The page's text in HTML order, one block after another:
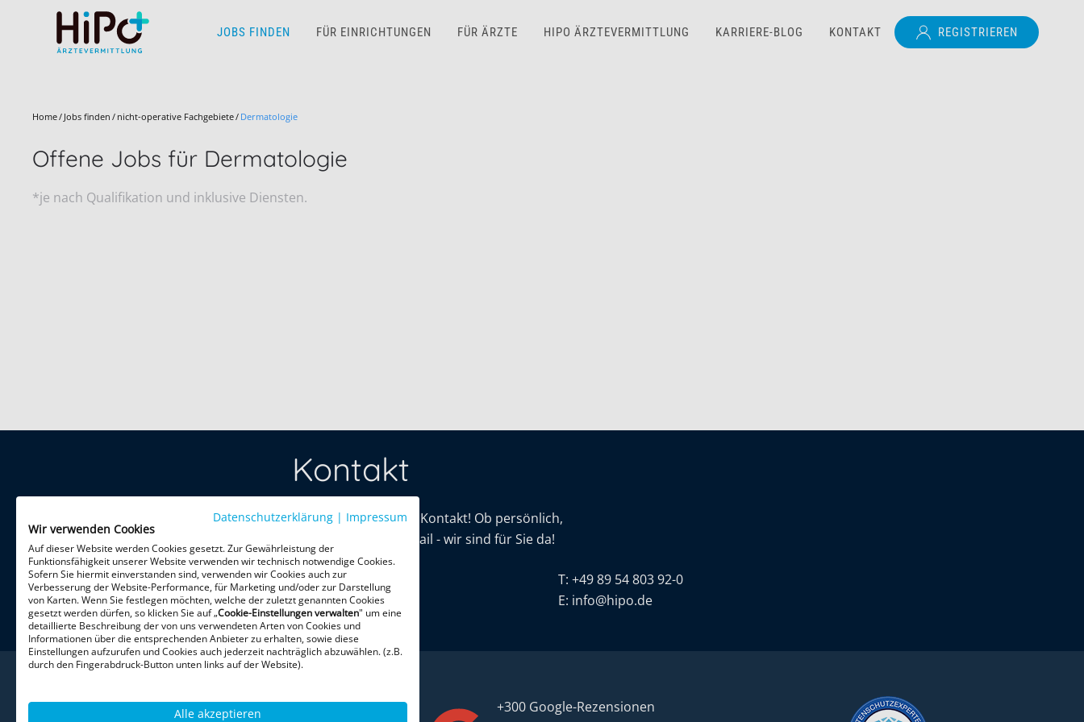
Skip to main content JOBS FINDEN FÜR EINRICHTUNGEN FÜR ÄRZTE HIPO ÄRZTEVERMITTLUNG KARRIERE-BLOG KONTAKT REGISTRIEREN
Home Jobs finden nicht-operative Fachgebiete Dermatologie
Offene Jobs für Dermatologie
*je nach Qualifikation und inklusive Diensten.
Kontakt
Treten Sie mit uns in Kontakt! Ob persönlich,
per Telefon oder E-Mail - wir sind für Sie da!
HiPo Executive
Theatinerstr. 16
80333 München
T: +49 89 54 803 92-0
E: info@hipo.de
+300 Google-Rezensionen
Datenschutzerklärung | Impressum
Wir verwenden Cookies
Auf dieser Website werden Cookies gesetzt. Zur Gewährleistung der
Funktionsfähigkeit unserer Website verwenden wir technisch notwendige Cookies.
Sofern Sie hiermit einverstanden sind, verwenden wir Cookies auch zur
Verbesserung der Website-Performance, für Marketing und/oder zur Darstellung
von Karten. Wenn Sie festlegen möchten, welche der zuletzt genannten Cookies
gesetzt werden dürfen, so klicken Sie auf „Cookie-Einstellungen verwalten" um eine
detaillierte Beschreibung der von uns verwendeten Arten von Cookies und
Informationen über die entsprechenden Anbieter zu erhalten, sowie diese
Einstellungen aufzurufen und Cookies auch jederzeit nachträglich abzuwählen. (z.B.
durch den Fingerabdruck-Button unten links auf der Website).
Alle akzeptieren